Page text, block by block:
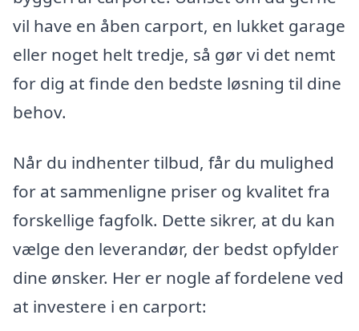
vil have en åben carport, en lukket garage
eller noget helt tredje, så gør vi det nemt
for dig at finde den bedste løsning til dine
behov.
Når du indhenter tilbud, får du mulighed
for at sammenligne priser og kvalitet fra
forskellige fagfolk. Dette sikrer, at du kan
vælge den leverandør, der bedst opfylder
dine ønsker. Her er nogle af fordelene ved
at investere i en carport: